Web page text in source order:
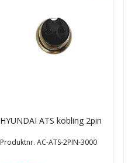
HYUNDAI ATS kobling 2pin
Produktnr. AC-ATS-2PIN-3000